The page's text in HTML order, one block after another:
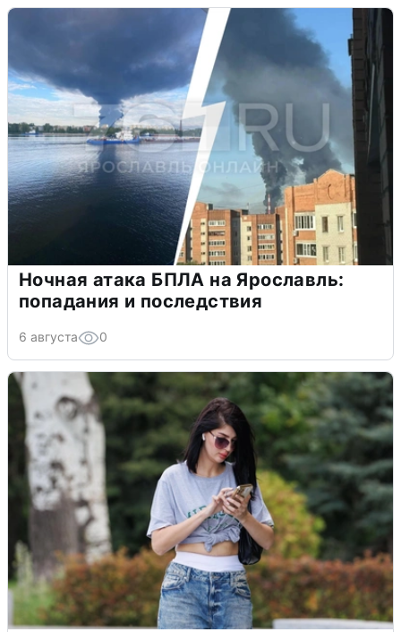
Ночная атака БПЛА на Ярославль:
попадания и последствия
6 августа 0